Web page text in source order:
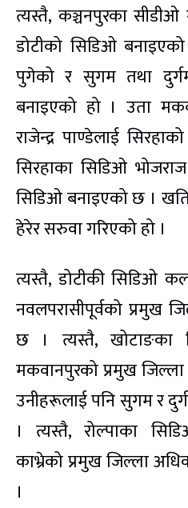
त्यस्तै, कञ्चनपुरका सीडीओ
डोटीको सिडिओ
पुगेको र सुगम तथा
बनाइएको हो । उता
राजेन्द्र पाण्डेलाई
सिरहाका सिडिओ
सिडिओ बनाइएको छ ।
हेरेर सरुवा गरिएको हो ।
त्यस्तै, डोटीकी सिडिओ
नवलपरासीपूर्वको प्रमुख
छ । त्यस्तै, खोटाङका
मकवानपुरको प्रमुख
उनीहरूलाई पनि सुगम र
। त्यस्तै, रोल्पाका
काभ्रेको प्रमुख जिल्ला
।